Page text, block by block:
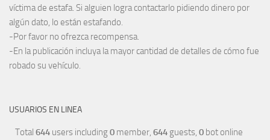
víctima de estafa. Si alguien logra contactarlo pidiendo dinero por
algún dato, lo están estafando.
-Por favor no ofrezca recompensa.
-En la publicación incluya la mayor cantidad de detalles de cómo fue
robado su vehículo.
USUARIOS EN LINEA
Total 644 users including0 member, 644 guests, 0 bot online